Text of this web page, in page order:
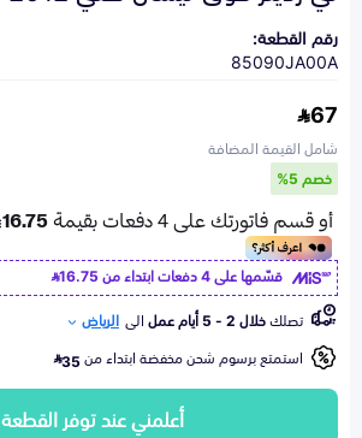
رقم القطعة:
85090JA00A
67
شامل القيمة المضافة
خصم 5%
قسّمها على 4 دفعات ابتداء من
16.75
تصلكخلال 2 - 5 أيام عمل الى الرياض
استمتع برسوم شحن مخفضة ابتداء من35
أعلمني عند توفر القطعة